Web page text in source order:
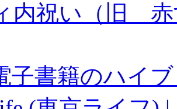
内祝い（旧 赤
子書籍のハイ